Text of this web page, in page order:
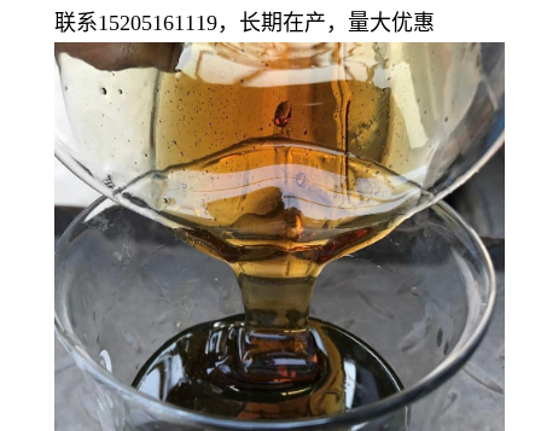
联系15205161119，长期在产，量大优惠